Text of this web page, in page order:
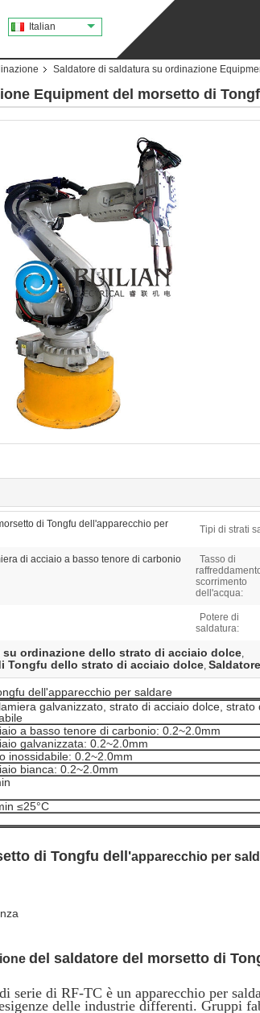
Italian
Saldatore di saldatura su ordinazione
Equipment del morsetto di
di Tongfu dell'apparecchio per
Tipi di strati
di acciaio a basso tenore di carbonio
Tasso di
scorrimento
dell'acqua:
Potere di
saldatura:
su ordinazione dello strato di acciaio dolce,
Tongfu dello strato di acciaio dolce,
dell'apparecchio per saldare
galvanizzato, strato di acciaio dolce, strato
a basso tenore di carbonio: 0.2~2.0mm
galvanizzata: 0.2~2.0mm
inossidabile: 0.2~2.0mm
bianca: 0.2~2.0mm
≤25°C
di Tongfu dell'apparecchio per
del saldatore del morsetto di
serie di RF-TC è un apparecchio per
delle industrie differenti. Gruppi